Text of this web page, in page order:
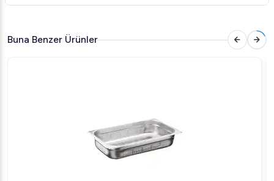
ve kullanışlı GN küveti, iş yükünüzü hafifletir ve mutfakta
Buna Benzer Ürünler